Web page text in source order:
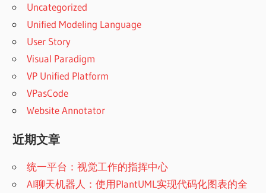
Uncategorized
Unified Modeling Language
User Story
Visual Paradigm
VP Unified Platform
VPasCode
Website Annotator
近期文章
统一平台：视觉工作的指挥中心
AI聊天机器人：使用PlantUML实现代码化图表的全